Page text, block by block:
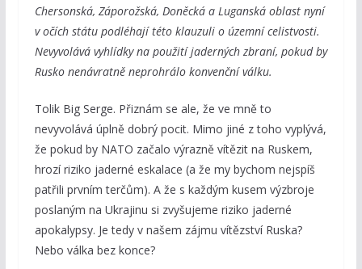
Chersonská, Záporožská, Doněcká a Luganská oblast nyní
v očích státu podléhají této klauzuli o územní celistvosti.
Nevyvolává vyhlídky na použití jaderných zbraní, pokud by
Rusko nenávratně neprohrálo konvenční válku.
Tolik Big Serge. Přiznám se ale, že ve mně to
nevyvolává úplně dobrý pocit. Mimo jiné z toho vyplývá,
že pokud by NATO začalo výrazně vítězit na Ruskem,
hrozí riziko jaderné eskalace (a že my bychom nejspíš
patřili prvním terčům). A že s každým kusem výzbroje
poslaným na Ukrajinu si zvyšujeme riziko jaderné
apokalypsy. Je tedy v našem zájmu vítězství Ruska?
Nebo válka bez konce?